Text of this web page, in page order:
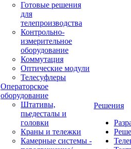
Готовые решения
для
телепроизводства
Контрольно-
измерительное
оборудование
Коммутация
Оптические модули
Телесуфлеры
Операторское
оборудование
Штативы,
пьедесталы и
головки
Краны и тележки
Камерные системы -
Решения